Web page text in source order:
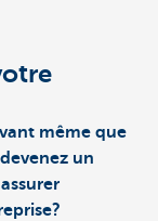
même que
un